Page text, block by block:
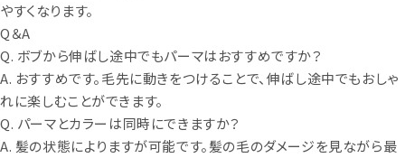
やすくなります。
Q＆A
Q. ボブから伸ばし途中でもパーマはおすすめですか？
A. おすすめです。毛先に動きをつけることで、伸ばし途中でもおしゃ
れに楽しむことができます。
Q. パーマとカラーは同時にできますか？
A. 髪の状態によりますが可能です。髪の毛のダメージを見ながら最